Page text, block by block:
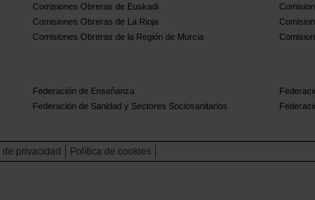
Comisiones Obreras de Euskadi
Comisiones Obreras de La Rioja
Comisiones Obreras de la Región de Murcia
Federación de Enseñanza
Federación de Sanidad y Sectores Sociosanitarios
de privacidad Política de cookies